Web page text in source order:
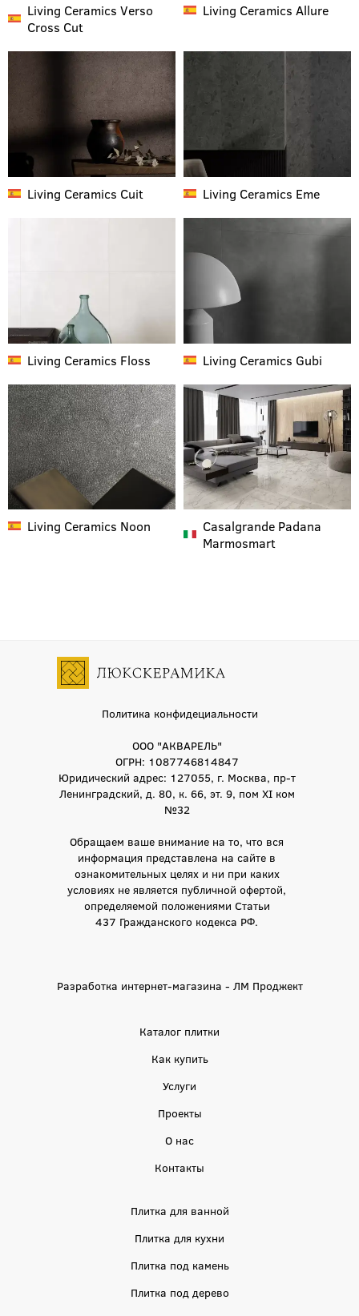
Living Ceramics Verso
Cross Cut
Living Ceramics Allure
Living Ceramics Cuit Living Ceramics Eme
Living Ceramics Floss Living Ceramics Gubi
Living Ceramics Noon
Casalgrande Padana
Marmosmart
Политика конфидециальности
ООО "АКВАРЕЛЬ"
ОГРН: 1087746814847
Юридический адрес: 127055, г. Москва, пр-т
Ленинградский, д. 80, к. 66, эт. 9, пом XI ком
№32
Обращаем ваше внимание на то, что вся
информация представлена на сайте в
ознакомительных целях и ни при каких
условиях не является публичной офертой,
определяемой положениями Статьи
437 Гражданского кодекса РФ.
Разработка интернет-магазина - ЛМ Проджект
Каталог плитки
Как купить
Услуги
Проекты
О нас
Контакты
Плитка для ванной
Плитка для кухни
Плитка под камень
Плитка под дерево